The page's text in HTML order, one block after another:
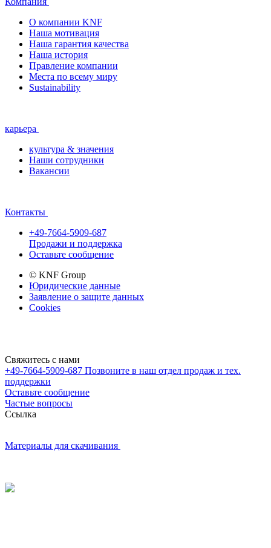
О компании KNF
Наша мотивация
Наша гарантия качества
Наша история
Правление компании
Места по всему миру
Sustainability
карьера
культура & значения
Наши сотрудники
Вакансии
Контакты
+49-7664-5909-687
Продажи и поддержка
Оставьте сообщение
© KNF Group
Юридические данные
Заявление о защите данных
Cookies
Свяжитесь с нами
+49-7664-5909-687 Позвоните в наш отдел продаж и тех.
поддержки
Оставьте сообщение
Частые вопросы
Cсылка
Материалы для скачивания